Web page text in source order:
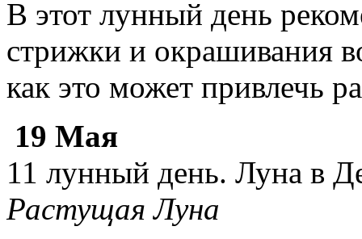
В этот лунный день
стрижки и окрашивания
как это может привлечь
19 Мая
11 лунный день. Луна в
Растущая Луна